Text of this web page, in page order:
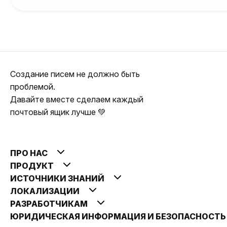
Создание писем не должно быть
проблемой.
Давайте вместе сделаем каждый
почтовый ящик лучше 💚
ПРО НАС
ПРОДУКТ
ИСТОЧНИКИ ЗНАНИЙ
ЛОКАЛИЗАЦИИ
РАЗРАБОТЧИКАМ
ЮРИДИЧЕСКАЯ ИНФОРМАЦИЯ И БЕЗОПАСНОСТЬ